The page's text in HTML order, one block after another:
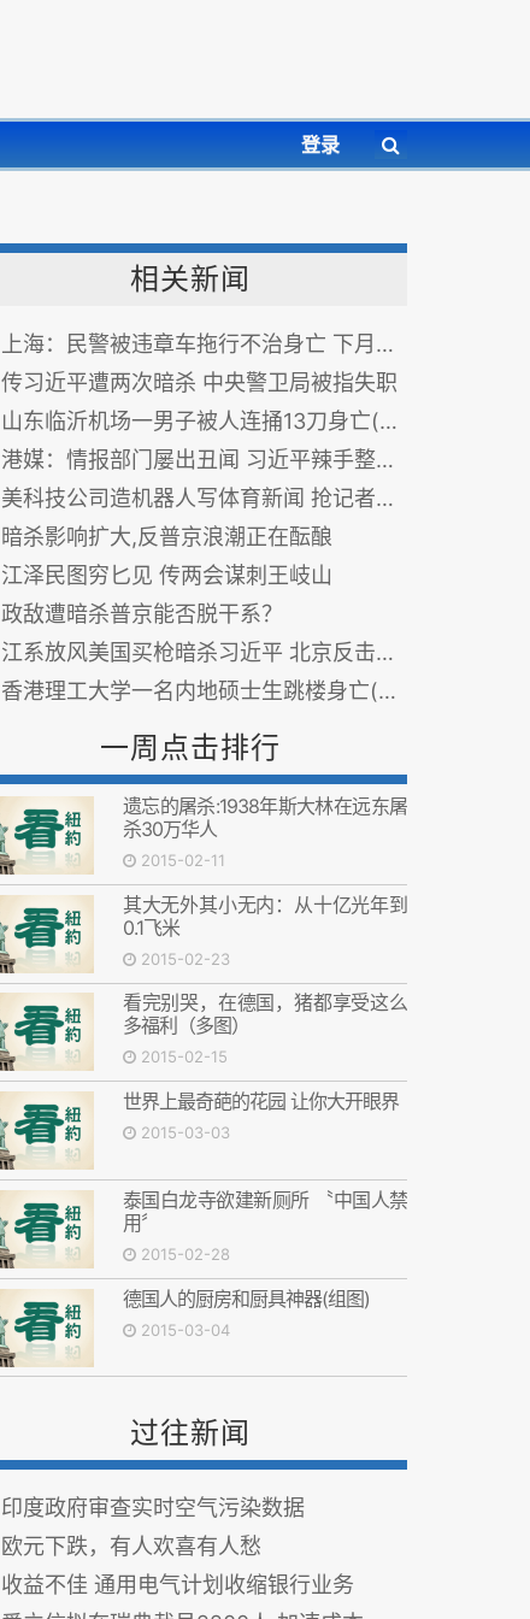
登录
相关新闻
上海：民警被违章车拖行不治身亡 下月将做父亲
传习近平遭两次暗杀 中央警卫局被指失职
山东临沂机场一男子被人连捅13刀身亡(组图)
港媒：情报部门屡出丑闻 习近平辣手整治刀把子
美科技公司造机器人写体育新闻 抢记者饭碗
暗杀影响扩大,反普京浪潮正在酝酿
江泽民图穷匕见 传两会谋刺王岐山
政敌遭暗杀普京能否脱干系？
江系放风美国买枪暗杀习近平 北京反击给你们点颜色看
香港理工大学一名内地硕士生跳楼身亡(图)
一周点击排行
遗忘的屠杀:1938年斯大林在远东屠
杀30万华人
2015-02-11
其大无外其小无内：从十亿光年到
0.1飞米
2015-02-23
看完别哭，在德国，猪都享受这么
多福利（多图）
2015-02-15
世界上最奇葩的花园 让你大开眼界
2015-03-03
泰国白龙寺欲建新厕所 〝中国人禁
用〞
2015-02-28
德国人的厨房和厨具神器(组图)
2015-03-04
过往新闻
印度政府审查实时空气污染数据
欧元下跌，有人欢喜有人愁
收益不佳 通用电气计划收缩银行业务